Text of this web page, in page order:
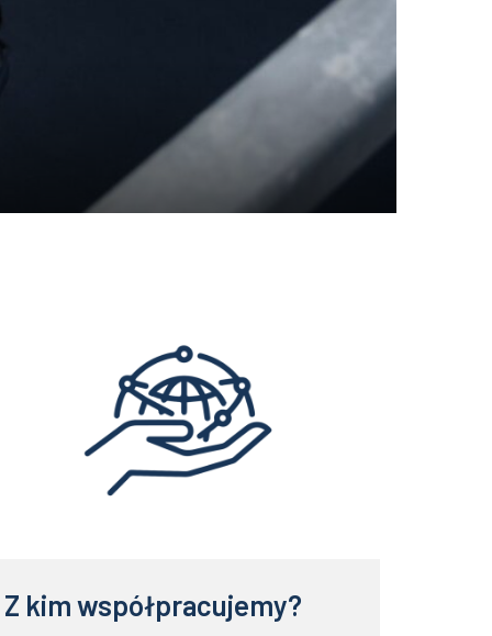
Z kim współpracujemy?